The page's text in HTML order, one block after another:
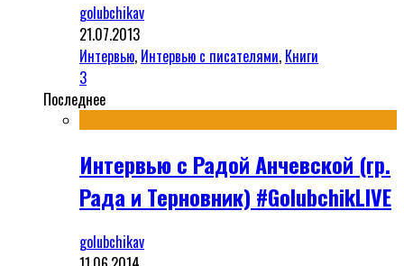
golubchikav
21.07.2013
Интервью, Интервью с писателями, Книги
3
Последнее
Интервью с Радой Анчевской (гр.
Рада и Терновник) #GolubchikLIVE
golubchikav